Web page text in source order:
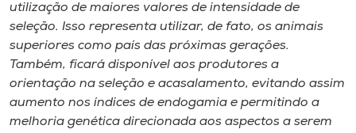
utilização de maiores valores de intensidade de
seleção. Isso representa utilizar, de fato, os animais
superiores como país das próximas gerações.
Também, ficará disponível aos produtores a
orientação na seleção e acasalamento, evitando assim
aumento nos índices de endogamia e permitindo a
melhoria genética direcionada aos aspectos a serem